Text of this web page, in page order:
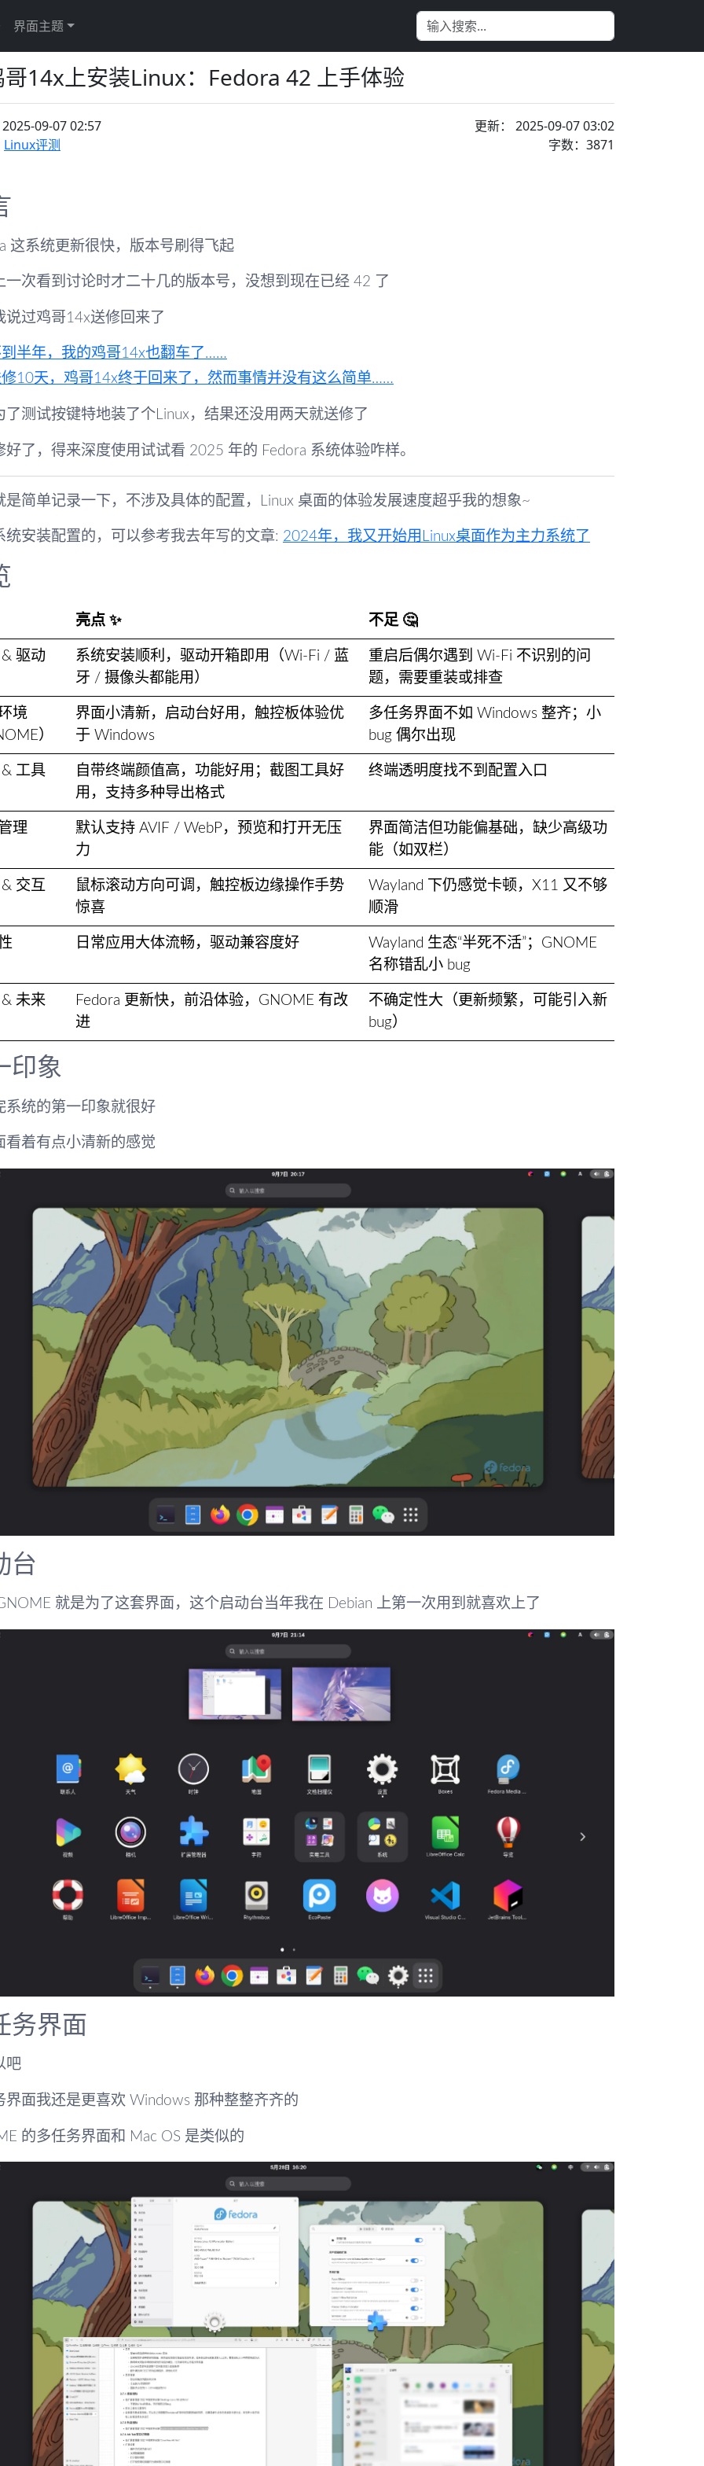
界面主题
14x上安装Linux：Fedora 42 上手体验
2025-09-07 02:57
更新： 2025-09-07 03:02
Linux评测
字数：3871
这系统更新很快，版本号刷得飞起
一次看到讨论时才二十几的版本号，没想到现在已经 42 了
说过鸡哥14x送修回来了
半年，我的鸡哥14x也翻车了……
10天，鸡哥14x终于回来了，然而事情并没有这么简单……
了测试按键特地装了个Linux，结果还没用两天就送修了
好了，得来深度使用试试看 2025 年的 Fedora 系统体验咋样。
是简单记录一下，不涉及具体的配置，Linux 桌面的体验发展速度超乎我的想象~
统安装配置的，可以参考我去年写的文章: 2024年，我又开始用Linux桌面作为主力系统了
亮点 ✨ 不足 🤔
驱动
系统安装顺利，驱动开箱即用（Wi-Fi / 蓝
牙 / 摄像头都能用）
重启后偶尔遇到 Wi-Fi 不识别的问
题，需要重装或排查
境
）
界面小清新，启动台好用，触控板体验优
于 Windows
多任务界面不如 Windows 整齐；小
bug 偶尔出现
工具
自带终端颜值高，功能好用；截图工具好
用，支持多种导出格式
终端透明度找不到配置入口
理
默认支持 AVIF / WebP，预览和打开无压
力
界面简洁但功能偏基础，缺少高级功
能（如双栏）
交互
鼠标滚动方向可调，触控板边缘操作手势
惊喜
Wayland 下仍感觉卡顿，X11 又不够
顺滑
日常应用大体流畅，驱动兼容度好
Wayland 生态“半死不活”；GNOME
名称错乱小 bug
未来
Fedora 更新快，前沿体验，GNOME 有改
进
不确定性大（更新频繁，可能引入新
bug）
印象
系统的第一印象就很好
看着有点小清新的感觉
台
就是为了这套界面，这个启动台当年我在 Debian 上第一次用到就喜欢上了
务界面
吧
界面我还是更喜欢 Windows 那种整整齐齐的
的多任务界面和 Mac OS 是类似的